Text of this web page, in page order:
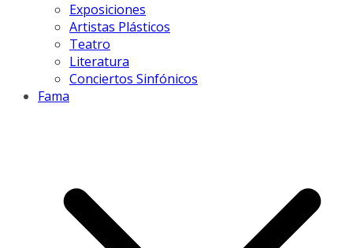
Exposiciones
Artistas Plásticos
Teatro
Literatura
Conciertos Sinfónicos
Fama